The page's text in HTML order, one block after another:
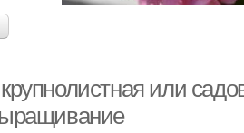
или